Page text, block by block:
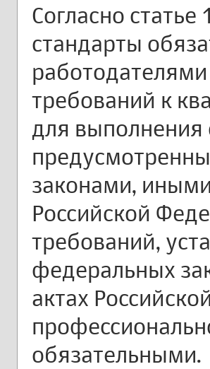
Согласно
стандарты
требований к
для
законами,
Российской
требований,
федеральных
актах
обязательными.